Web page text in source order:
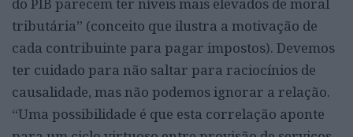
do PIB parecem ter níveis mais elevados de moral
tributária” (conceito que ilustra a motivação de
cada contribuinte para pagar impostos). Devemos
ter cuidado para não saltar para raciocínios de
causalidade, mas não podemos ignorar a relação.
“Uma possibilidade é que esta correlação aponte